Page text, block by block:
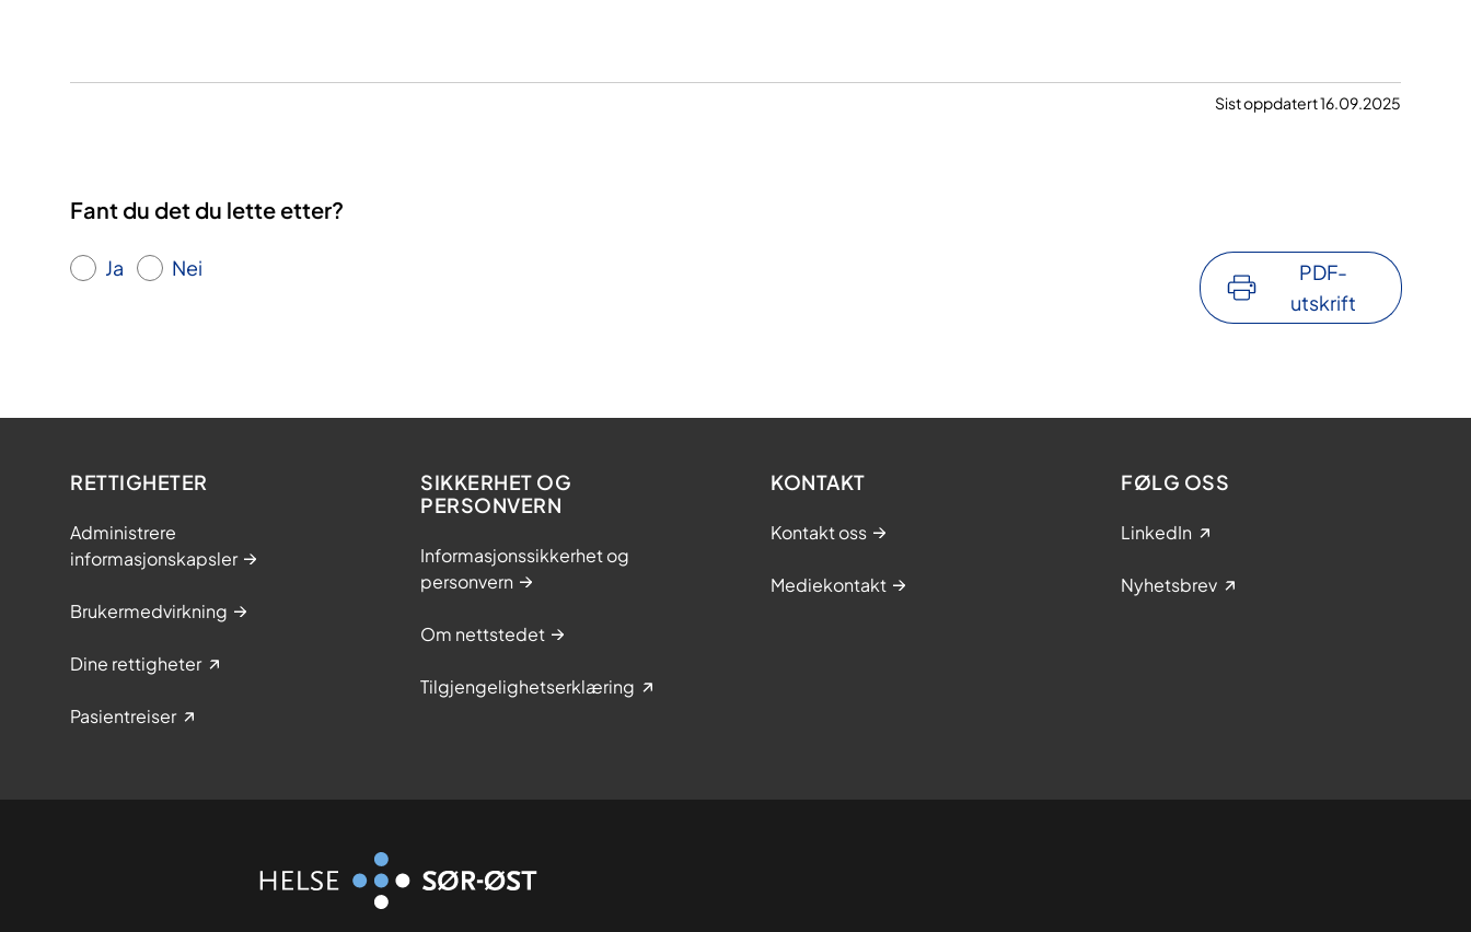
Sist oppdatert 16.09.2025
Fant du det du lette etter?
Ja Nei
PDF-
utskrift
RETTIGHETER
Administrere
informasjonskapsler
Brukermedvirkning
Dine rettigheter
Pasientreiser
SIKKERHET OG
PERSONVERN
Informasjonssikkerhet og
personvern
Om nettstedet
Tilgjengelighetserklæring
KONTAKT
Kontakt oss
Mediekontakt
FØLG OSS
LinkedIn
Nyhetsbrev